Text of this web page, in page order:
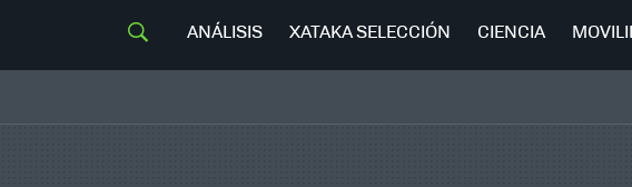
ANÁLISIS XATAKA SELECCIÓN CIENCIA